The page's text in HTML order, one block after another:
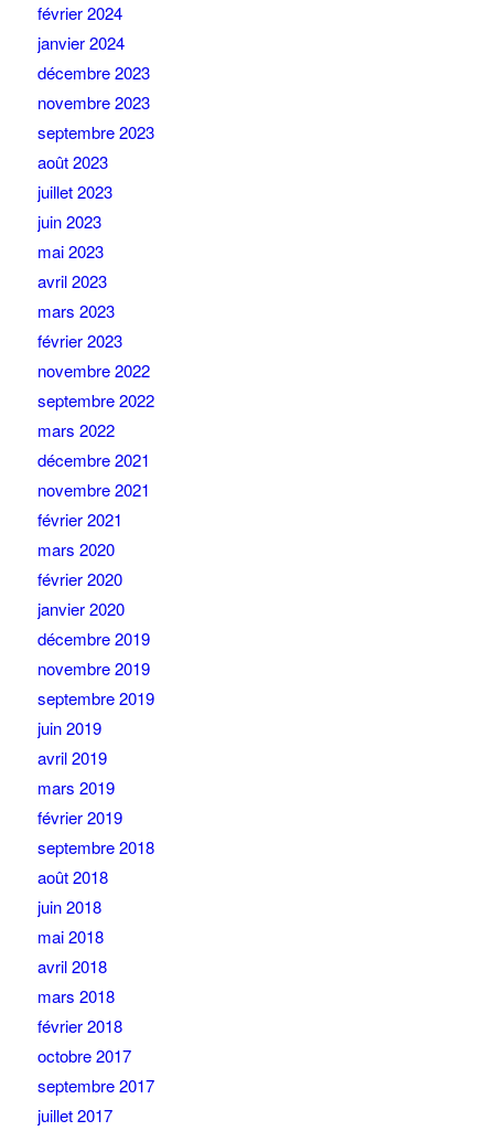
février 2024
janvier 2024
décembre 2023
novembre 2023
septembre 2023
août 2023
juillet 2023
juin 2023
mai 2023
avril 2023
mars 2023
février 2023
novembre 2022
septembre 2022
mars 2022
décembre 2021
novembre 2021
février 2021
mars 2020
février 2020
janvier 2020
décembre 2019
novembre 2019
septembre 2019
juin 2019
avril 2019
mars 2019
février 2019
septembre 2018
août 2018
juin 2018
mai 2018
avril 2018
mars 2018
février 2018
octobre 2017
septembre 2017
juillet 2017